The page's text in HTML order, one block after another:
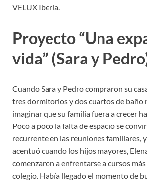
VELUX Iberia.
Proyecto “Una
vida” (Sara y
Cuando Sara y Pedro compraron su
tres dormitorios y dos cuartos de baño
imaginar que su familia fuera a crecer
Poco a poco la falta de espacio se
recurrente en las reuniones familiares,
acentuó cuando los hijos mayores,
comenzaron a enfrentarse a cursos
colegio. Había llegado el momento de